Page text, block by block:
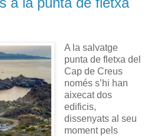
A la salvatge
punta de fletxa del
Cap de Creus
només s’hi han
aixecat dos
edificis,
dissenyats al seu
moment pels